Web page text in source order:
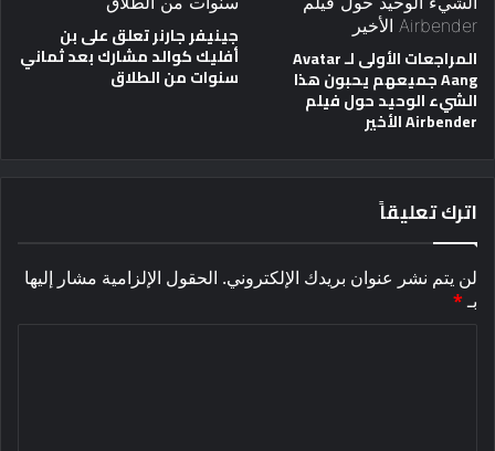
المراجعات الأولى لـ Avatar
Aang جميعهم يحبون هذا
الشيء الوحيد حول فيلم
Airbender الأخير
جينيفر جارنر تعلق على بن
أفليك كوالد مشارك بعد ثماني
سنوات من الطلاق
اترك تعليقاً
لن يتم نشر عنوان بريدك الإلكتروني. الحقول الإلزامية مشار إليها
بـ*